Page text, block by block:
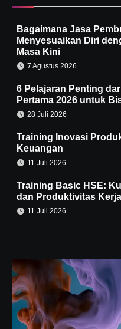
Bagaimana Jasa
Menyesuaikan Diri
Masa Kini
7 Agustus 2026
6 Pelajaran Penting
Pertama 2026 untuk
28 Juli 2026
Training Inovasi
Keuangan
11 Juli 2026
Training Basic HSE:
dan Produktivitas Kerja
11 Juli 2026